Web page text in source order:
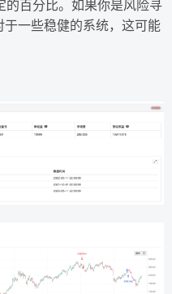
的百分比。如果你是风险寻
一些稳健的系统，这可能